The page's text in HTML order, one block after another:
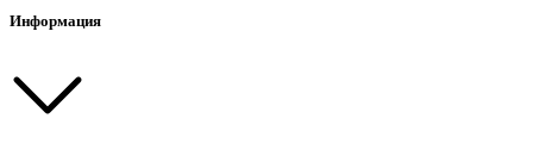
Информация